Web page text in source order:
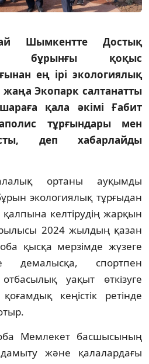
Шымкентте Достық
бұрынғы қоқыс
ең ірі экологиялық
жаңа Экопарк салтанатты
қала әкімі Ғабит
тұрғындары мен
деп хабарлайды
ортаны ауқымды
экологиялық тұрғыдан
келтірудің жарқын
2024 жылдың қазан
қысқа мерзімде жүзеге
демалысқа, спортпен
уақыт өткізуге
кеңістік ретінде
Мемлекет басшысының
дамыту және қалалардағы